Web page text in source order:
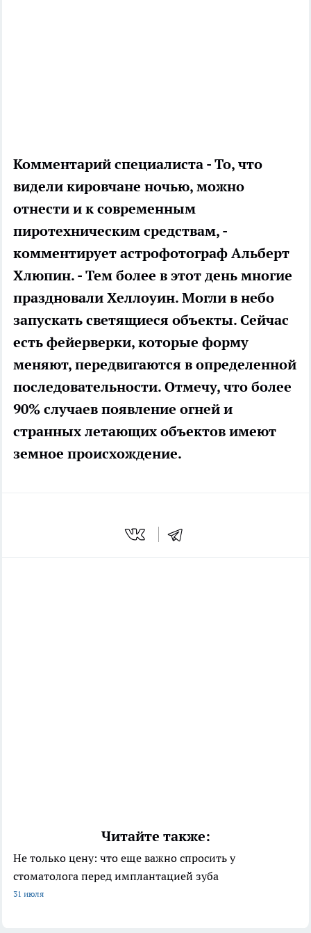
Комментарий специалиста - То, что
видели кировчане ночью, можно
отнести и к современным
пиротехническим средствам, -
комментирует астрофотограф Альберт
Хлюпин. - Тем более в этот день многие
праздновали Хеллоуин. Могли в небо
запускать светящиеся объекты. Сейчас
есть фейерверки, которые форму
меняют, передвигаются в определенной
последовательности. Отмечу, что более
90% случаев появление огней и
странных летающих объектов имеют
земное происхождение.
Читайте также:
Не только цену: что еще важно спросить у
стоматолога перед имплантацией зуба
31 июля